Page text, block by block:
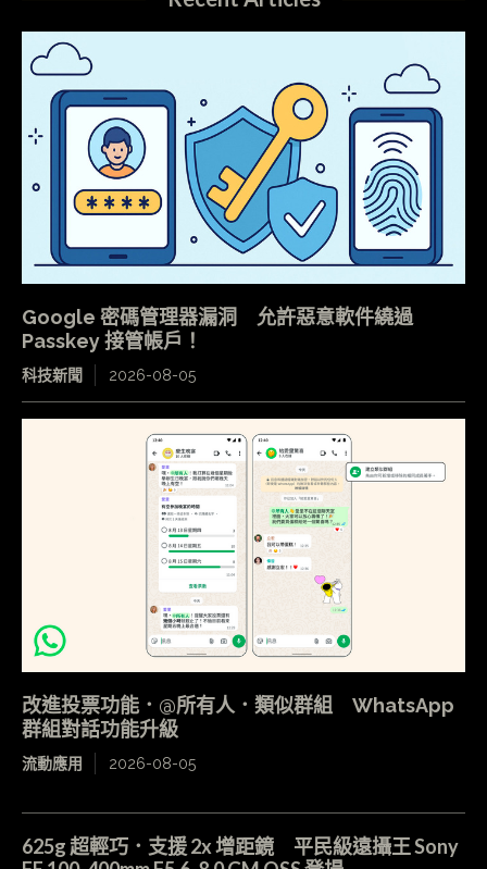
Google 密碼管理器漏洞 允許惡意軟件繞過
Passkey 接管帳戶！
科技新聞 2026-08-05
改進投票功能．@所有人．類似群組 WhatsApp
群組對話功能升級
流動應用 2026-08-05
625g 超輕巧．支援 2x 增距鏡 平民級遠攝王 Sony